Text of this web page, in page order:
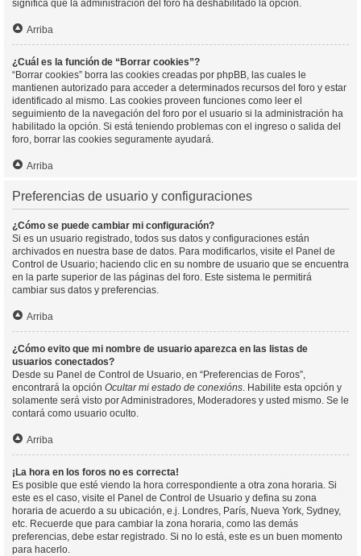
significa que la administración del foro ha deshabilitado la opción.
Arriba
¿Cuál es la función de “Borrar cookies”?
“Borrar cookies” borra las cookies creadas por phpBB, las cuales le
mantienen autorizado para acceder a determinados recursos del foro y estar
identificado al mismo. Las cookies proveen funciones como leer el
seguimiento de la navegación del foro por el usuario si la administración ha
habilitado la opción. Si está teniendo problemas con el ingreso o salida del
foro, borrar las cookies seguramente ayudará.
Arriba
Preferencias de usuario y configuraciones
¿Cómo se puede cambiar mi configuración?
Si es un usuario registrado, todos sus datos y configuraciones están
archivados en nuestra base de datos. Para modificarlos, visite el Panel de
Control de Usuario; haciendo clic en su nombre de usuario que se encuentra
en la parte superior de las páginas del foro. Este sistema le permitirá
cambiar sus datos y preferencias.
Arriba
¿Cómo evito que mi nombre de usuario aparezca en las listas de
usuarios conectados?
Desde su Panel de Control de Usuario, en “Preferencias de Foros”,
encontrará la opción Ocultar mi estado de conexións. Habilite esta opción y
solamente será visto por Administradores, Moderadores y usted mismo. Se le
contará como usuario oculto.
Arriba
¡La hora en los foros no es correcta!
Es posible que esté viendo la hora correspondiente a otra zona horaria. Si
este es el caso, visite el Panel de Control de Usuario y defina su zona
horaria de acuerdo a su ubicación, e.j. Londres, París, Nueva York, Sydney,
etc. Recuerde que para cambiar la zona horaria, como las demás
preferencias, debe estar registrado. Si no lo está, este es un buen momento
para hacerlo.